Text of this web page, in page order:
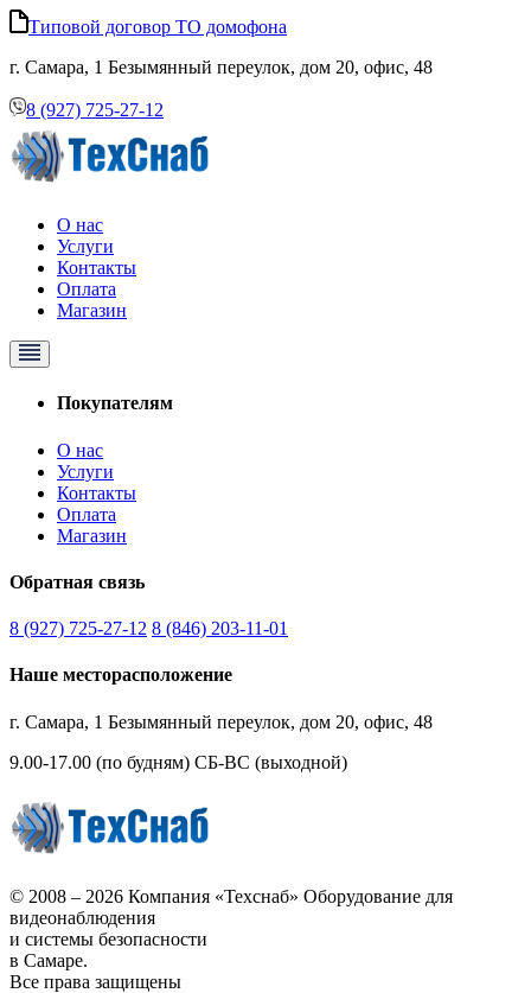
Типовой договор ТО домофона
г. Самара, 1 Безымянный переулок, дом 20, офис, 48
8 (927) 725-27-12
О нас
Услуги
Контакты
Оплата
Магазин
Покупателям
О нас
Услуги
Контакты
Оплата
Магазин
Обратная связь
8 (927) 725-27-12 8 (846) 203-11-01
Наше месторасположение
г. Самара, 1 Безымянный переулок, дом 20, офис, 48
9.00-17.00 (по будням) СБ-ВС (выходной)
© 2008 – 2026 Компания «Техснаб» Оборудование для
видеонаблюдения
и системы безопасности
в Самаре.
Все права защищены